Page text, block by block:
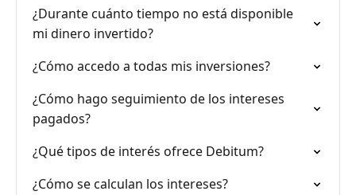
¿Durante cuánto tiempo no está disponible
mi dinero invertido?
¿Cómo accedo a todas mis inversiones?
¿Cómo hago seguimiento de los intereses
pagados?
¿Qué tipos de interés ofrece Debitum?
¿Cómo se calculan los intereses?